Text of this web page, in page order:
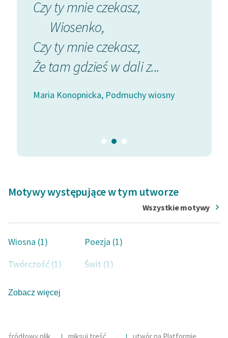
Zasady wykorzystania
Wolnych Lektur
Logotypy
Materiały promocyjne
Polityka prywatności
Informacja o treściach
wrażliwych
Deklaracja dostępności
Europie (Italia). Ostatnie lata życia poświęciła
poematowiPan Balcer w Brazylii
autor: Bartłomiej Chwil
Czy ty mnie czekasz,
Wiosenko,
Czy ty mnie czekasz,
Że tam gdzieś w dali z...
Maria Konopnicka, Podmuchy wiosny
Motywy występujące w tym utworze
Wszystkie motywy
Wiosna (1)
Poezja (1)
Twórczość (1)
Świt (1)
Zobacz więcej